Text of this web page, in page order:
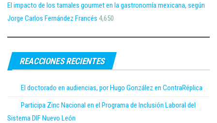
El impacto de los tamales gourmet en la gastronomía mexicana, según
Jorge Carlos Fernández Francés 4,650
REACCIONES RECIENTES
El doctorado en audiencias, por Hugo González en ContraRéplica
Participa Zinc Nacional en el Programa de Inclusión Laboral del
Sistema DIF Nuevo León